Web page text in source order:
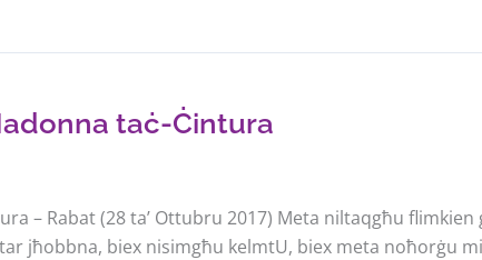
taċ-Ċintura
– Rabat (28 ta’ Ottubru 2017) Meta niltaqgħu
jħobbna, biex nisimgħu kelmtU, biex meta noħorġu